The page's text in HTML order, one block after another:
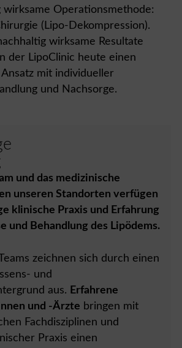
wirksame Operationsmethode:
(Lipo-Dekompression).
wirksame Resultate
der LipoClinic heute einen
mit individueller
und Nachsorge.
und das medizinische
unseren Standorten verfügen
klinische Praxis und Erfahrung
und Behandlung des Lipödems.
zeichnen sich durch einen
und
aus. Erfahrene
und -Ärzte bringen mit
Fachdisziplinen und
Praxis einen